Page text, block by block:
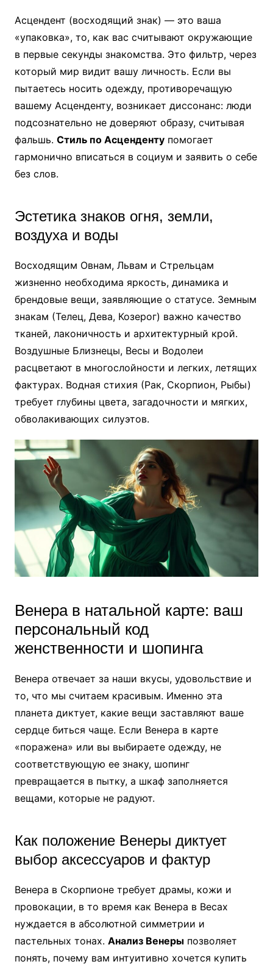
Асцендент (восходящий знак) — это ваша
«упаковка», то, как вас считывают окружающие
в первые секунды знакомства. Это фильтр, через
который мир видит вашу личность. Если вы
пытаетесь носить одежду, противоречащую
вашему Асценденту, возникает диссонанс: люди
подсознательно не доверяют образу, считывая
фальшь. Стиль по Асцендентупомогает
гармонично вписаться в социум и заявить о себе
без слов.
Эстетика знаков огня, земли,
воздуха и воды
Восходящим Овнам, Львам и Стрельцам
жизненно необходима яркость, динамика и
брендовые вещи, заявляющие о статусе. Земным
знакам (Телец, Дева, Козерог) важно качество
тканей, лаконичность и архитектурный крой.
Воздушные Близнецы, Весы и Водолеи
расцветают в многослойности и легких, летящих
фактурах. Водная стихия (Рак, Скорпион, Рыбы)
требует глубины цвета, загадочности и мягких,
обволакивающих силуэтов.
Венера в натальной карте: ваш
персональный код
женственности и шопинга
Венера отвечает за наши вкусы, удовольствие и
то, что мы считаем красивым. Именно эта
планета диктует, какие вещи заставляют ваше
сердце биться чаще. Если Венера в карте
«поражена» или вы выбираете одежду, не
соответствующую ее знаку, шопинг
превращается в пытку, а шкаф заполняется
вещами, которые не радуют.
Как положение Венеры диктует
выбор аксессуаров и фактур
Венера в Скорпионе требует драмы, кожи и
провокации, в то время как Венера в Весах
нуждается в абсолютной симметрии и
пастельных тонах. Анализ Венерыпозволяет
понять, почему вам интуитивно хочется купить